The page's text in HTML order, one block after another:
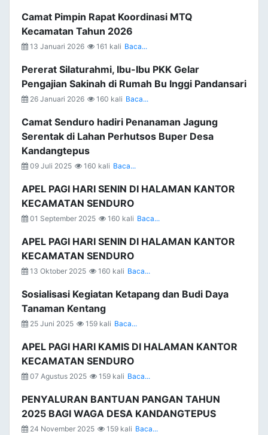
Camat Pimpin Rapat Koordinasi MTQ
Kecamatan Tahun 2026
13 Januari 2026 161 kali Baca...
Pererat Silaturahmi, Ibu-Ibu PKK Gelar
Pengajian Sakinah di Rumah Bu Inggi Pandansari
26 Januari 2026 160 kali Baca...
Camat Senduro hadiri Penanaman Jagung
Serentak di Lahan Perhutsos Buper Desa
Kandangtepus
09 Juli 2025 160 kali Baca...
APEL PAGI HARI SENIN DI HALAMAN KANTOR
KECAMATAN SENDURO
01 September 2025 160 kali Baca...
APEL PAGI HARI SENIN DI HALAMAN KANTOR
KECAMATAN SENDURO
13 Oktober 2025 160 kali Baca...
Sosialisasi Kegiatan Ketapang dan Budi Daya
Tanaman Kentang
25 Juni 2025 159 kali Baca...
APEL PAGI HARI KAMIS DI HALAMAN KANTOR
KECAMATAN SENDURO
07 Agustus 2025 159 kali Baca...
PENYALURAN BANTUAN PANGAN TAHUN
2025 BAGI WAGA DESA KANDANGTEPUS
24 November 2025 159 kali Baca...